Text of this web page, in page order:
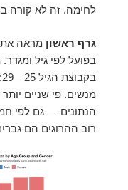
לחימה. זה לא קורה
גרף ראשון מראה את
בפועל לפי גיל
הנתונים — גם לפי
רוב ההרוגים הם